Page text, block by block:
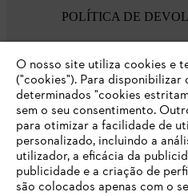
POLÍTICA DE
Opções de
O nosso site utiliza cookies e
("cookies"). Para disponibilizar
determinados "cookies
sem o seu consentimento.
para otimizar a facilidade de
personalizado, incluindo a
utilizador, a eficácia da
publicidade e a criação de
são colocados apenas com o